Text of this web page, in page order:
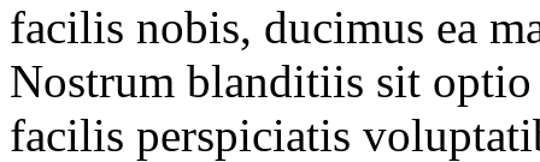
facilis nobis, ducimus ea
Nostrum blanditiis sit
facilis perspiciatis